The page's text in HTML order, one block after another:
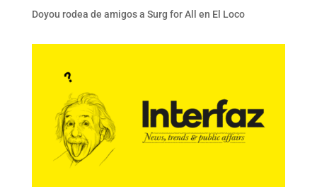
Doyou rodea de amigos a Surg for All en El Loco